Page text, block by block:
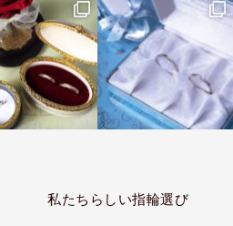
私たちらしい指輪選び